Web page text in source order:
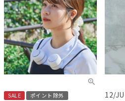
SALE
ポイント除外
12/